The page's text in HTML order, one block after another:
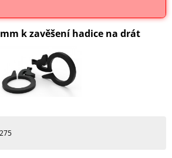
k zavěšení hadice na drát